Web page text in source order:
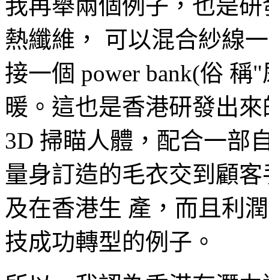
我再舉兩個例子，也是
熱纖維， 可以混合紗線
接一個 power bank(俗
暖。這也是香港研發出
3D 掃瞄人體，配合一部
量身訂造的毛衣交到顧
及在香港生 產，而且利
技成功轉型的例子。